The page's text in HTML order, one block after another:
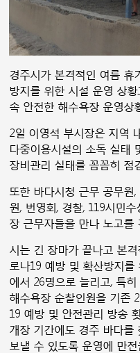
경주시가 본격적인 여름 휴
방지를 위한 시설 운영 상
속 안전한 해수욕장 운영상
2일 이영석 부시장은 지역
다중이용시설의 소독 실태
장비관리 실태를 꼼꼼히 점
또한 바다시청 근무 공무원
원, 번영회, 경찰, 119시민
장 근무자들을 만나 노고를
시는 긴 장마가 끝나고 본
로나19 예방 및 확산방지
에서 26명으로 늘리고, 특
해수욕장 순찰인원을 기존
19 예방 및 안전관리 방송
개장 기간에도 경주 바다를
보낼 수 있도록 운영에 만